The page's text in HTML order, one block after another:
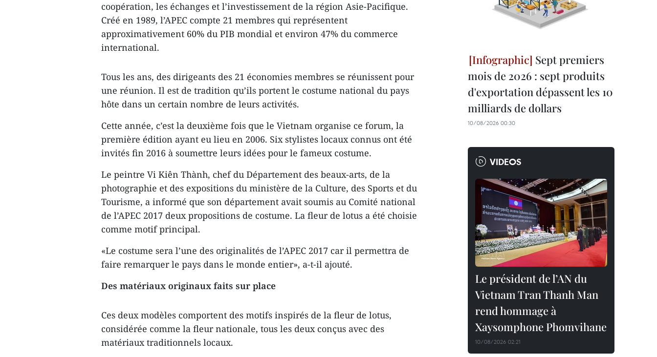
coopération, les échanges et l’investissement de la région Asie-Pacifique.
Créé en 1989, l’APEC compte 21 membres qui représentent
approximativement 60% du PIB mondial et environ 47% du commerce
international.
Tous les ans, des dirigeants des 21 économies membres se réunissent pour
une réunion. Il est de tradition qu’ils portent le costume national du pays
hôte dans un certain nombre de leurs activités.
Cette année, c’est la deuxième fois que le Vietnam organise ce forum, la
première édition ayant eu lieu en 2006. Six stylistes locaux connus ont été
invités fin 2016 à soumettre leurs idées pour le fameux costume.
Le peintre Vi Kiên Thành, chef du Département des beaux-arts, de la
photographie et des expositions du ministère de la Culture, des Sports et du
Tourisme, a informé que son département avait soumis au Comité national
de l’APEC 2017 deux propositions de costume. La fleur de lotus a été choisie
comme motif principal.
«Le costume sera l’une des originalités de l’APEC 2017 car il permettra de
faire remarquer le pays dans le monde entier», a-t-il ajouté.
Des matériaux originaux faits sur place
Ces deux modèles comportent des motifs inspirés de la fleur de lotus,
considérée comme la fleur nationale, tous les deux conçus avec des
matériaux traditionnels locaux.
Sept premiers
mois de 2026 : sept produits
d'exportation dépassent les 10
milliards de dollars
10/08/2026 00:30
VIDEOS
Le président de l’AN du
Vietnam Tran Thanh Man
rend hommage à
Xaysomphone Phomvihane
10/08/2026 02:21